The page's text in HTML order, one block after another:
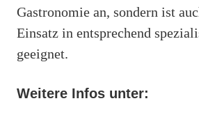
Gastronomie an, sondern ist
Einsatz in entsprechend
geeignet.
Weitere Infos unter: